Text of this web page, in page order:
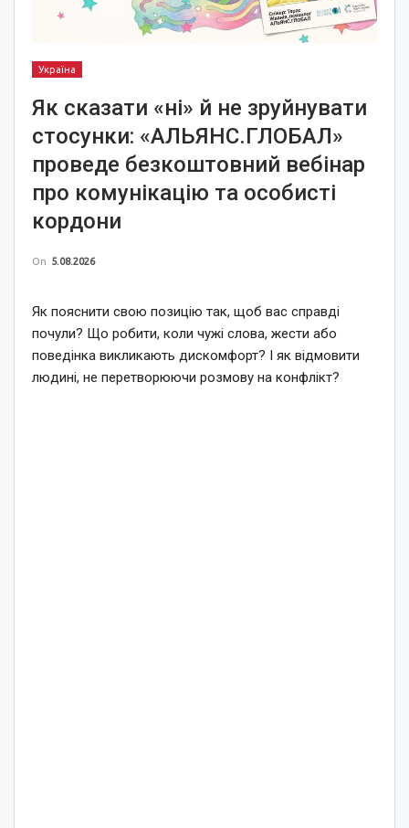
Україна
Як сказати «ні» й не зруйнувати
стосунки: «АЛЬЯНС.ГЛОБАЛ»
проведе безкоштовний вебінар
про комунікацію та особисті
кордони
On 5.08.2026
Як пояснити свою позицію так, щоб вас справді
почули? Що робити, коли чужі слова, жести або
поведінка викликають дискомфорт? І як відмовити
людині, не перетворюючи розмову на конфлікт?